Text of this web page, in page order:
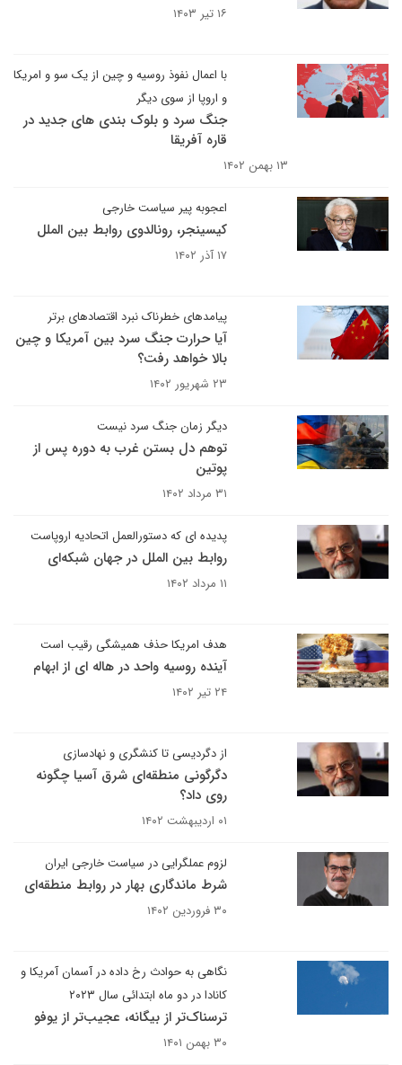
۱۶ تیر ۱۴۰۳
با اعمال نفوذ روسیه و چین از یک سو و امریکا
و اروپا از سوی دیگر
جنگ سرد و بلوک بندی های جدید در
قاره آفریقا
۱۳ بهمن ۱۴۰۲
اعجوبه پیر سیاست خارجی
کیسینجر، رونالدوی روابط بین الملل
۱۷ آذر ۱۴۰۲
پیامدهای خطرناک نبرد اقتصادهای برتر
آیا حرارت جنگ سرد بین آمریکا و چین
بالا خواهد رفت؟
۲۳ شهریور ۱۴۰۲
دیگر زمان جنگ سرد نیست
توهم دل بستن غرب به دوره پس از
پوتین
۳۱ مرداد ۱۴۰۲
پدیده ای که دستورالعمل اتحادیه اروپاست
روابط بین الملل در جهان شبکه‌ای
۱۱ مرداد ۱۴۰۲
هدف امریکا حذف همیشگی رقیب است
آینده روسیه واحد در هاله ای از ابهام
۲۴ تیر ۱۴۰۲
از دگردیسی تا کنشگری و نهادسازی
دگرگونی منطقه‌ای شرق آسیا چگونه
روی داد؟
۰۱ اردیبهشت ۱۴۰۲
لزوم عملگرایی در سیاست خارجی ایران
شرط ماندگاری بهار در روابط منطقه‌ای
۳۰ فروردین ۱۴۰۲
نگاهی به حوادث رخ داده در آسمان آمریکا و
کانادا در دو ماه ابتدائی سال ۲۰۲۳
ترسناک‌تر از بیگانه، عجیب‌تر از یوفو
۳۰ بهمن ۱۴۰۱